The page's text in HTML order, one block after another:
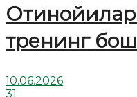
тренинг
10.06.2026
31